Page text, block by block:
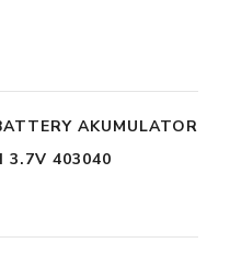
AKUMULATOR
3.7V 403040